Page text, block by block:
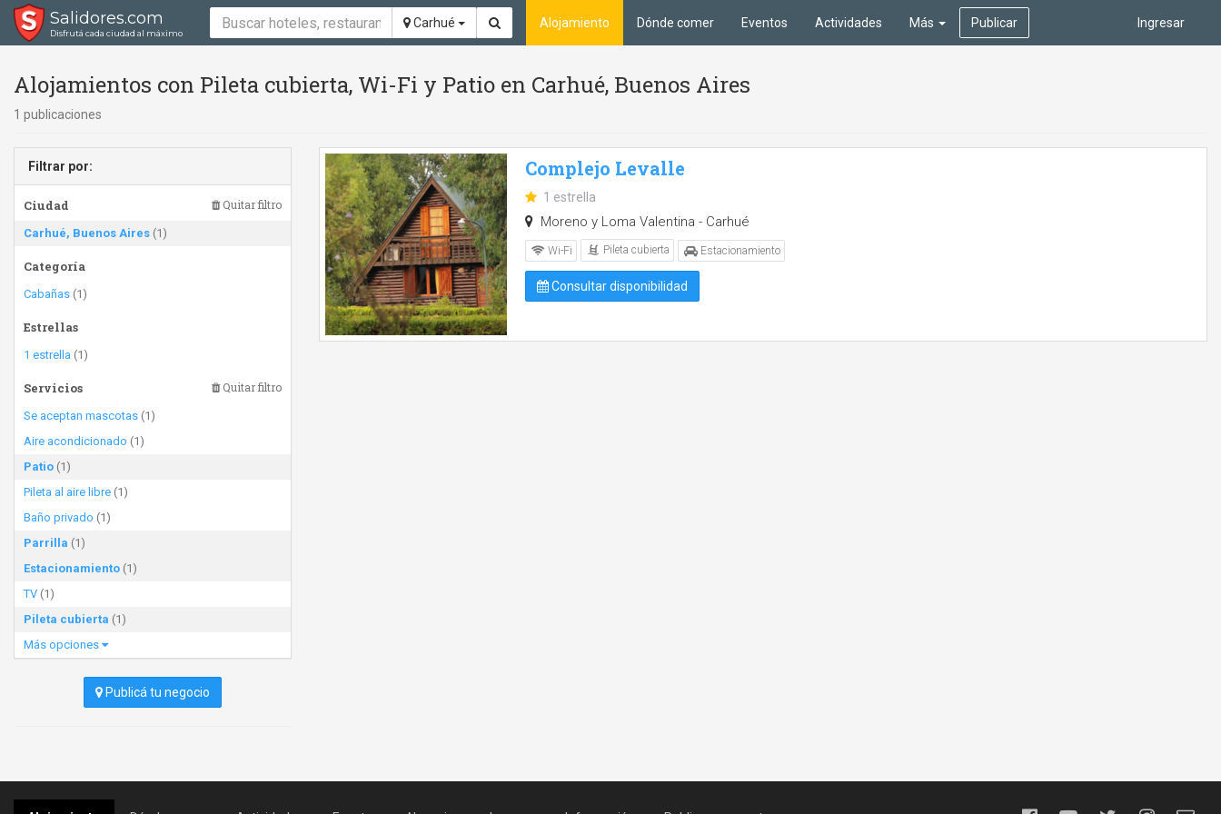
Salidores.com
Disfrutá cada ciudad al máximo
Carhué Ingresar
Alojamiento Dónde comer Eventos Actividades Más Publicar
Alojamientos con Pileta cubierta, Wi-Fi y Patio en Carhué, Buenos Aires
1 publicaciones
Filtrar por:
Ciudad Quitar filtro
Carhué, Buenos Aires (1)
Categoría
Cabañas (1)
Estrellas
1 estrella (1)
Servicios Quitar filtro
Se aceptan mascotas (1)
Aire acondicionado (1)
Patio (1)
Pileta al aire libre (1)
Baño privado (1)
Parrilla (1)
Estacionamiento (1)
TV (1)
Pileta cubierta (1)
Más opciones
Publicá tu negocio
Complejo Levalle
1 estrella
Moreno y Loma Valentina - Carhué
Wi-Fi Pileta cubierta Estacionamiento
Consultar disponibilidad